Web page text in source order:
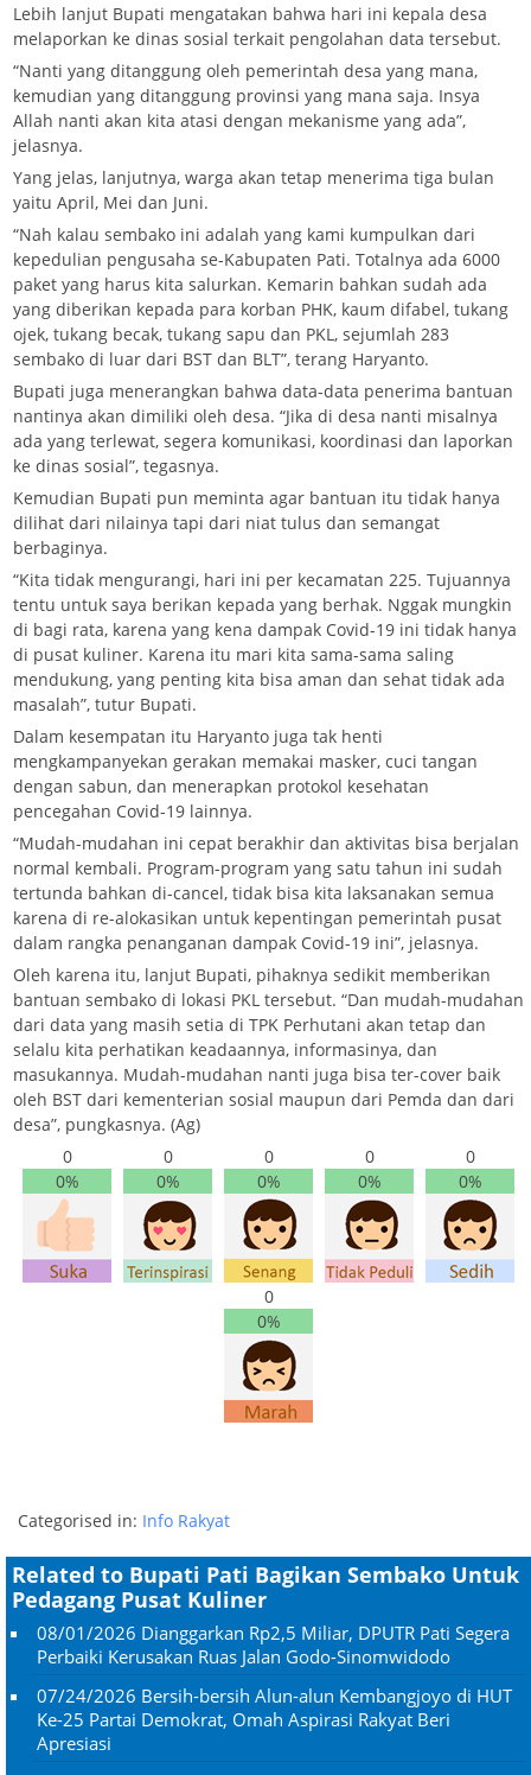
Lebih lanjut Bupati mengatakan bahwa hari ini kepala desa
melaporkan ke dinas sosial terkait pengolahan data tersebut.
“Nanti yang ditanggung oleh pemerintah desa yang mana,
kemudian yang ditanggung provinsi yang mana saja. Insya
Allah nanti akan kita atasi dengan mekanisme yang ada”,
jelasnya.
Yang jelas, lanjutnya, warga akan tetap menerima tiga bulan
yaitu April, Mei dan Juni.
“Nah kalau sembako ini adalah yang kami kumpulkan dari
kepedulian pengusaha se-Kabupaten Pati. Totalnya ada 6000
paket yang harus kita salurkan. Kemarin bahkan sudah ada
yang diberikan kepada para korban PHK, kaum difabel, tukang
ojek, tukang becak, tukang sapu dan PKL, sejumlah 283
sembako di luar dari BST dan BLT”, terang Haryanto.
Bupati juga menerangkan bahwa data-data penerima bantuan
nantinya akan dimiliki oleh desa. “Jika di desa nanti misalnya
ada yang terlewat, segera komunikasi, koordinasi dan laporkan
ke dinas sosial”, tegasnya.
Kemudian Bupati pun meminta agar bantuan itu tidak hanya
dilihat dari nilainya tapi dari niat tulus dan semangat
berbaginya.
“Kita tidak mengurangi, hari ini per kecamatan 225. Tujuannya
tentu untuk saya berikan kepada yang berhak. Nggak mungkin
di bagi rata, karena yang kena dampak Covid-19 ini tidak hanya
di pusat kuliner. Karena itu mari kita sama-sama saling
mendukung, yang penting kita bisa aman dan sehat tidak ada
masalah”, tutur Bupati.
Dalam kesempatan itu Haryanto juga tak henti
mengkampanyekan gerakan memakai masker, cuci tangan
dengan sabun, dan menerapkan protokol kesehatan
pencegahan Covid-19 lainnya.
“Mudah-mudahan ini cepat berakhir dan aktivitas bisa berjalan
normal kembali. Program-program yang satu tahun ini sudah
tertunda bahkan di-cancel, tidak bisa kita laksanakan semua
karena di re-alokasikan untuk kepentingan pemerintah pusat
dalam rangka penanganan dampak Covid-19 ini”, jelasnya.
Oleh karena itu, lanjut Bupati, pihaknya sedikit memberikan
bantuan sembako di lokasi PKL tersebut. “Dan mudah-mudahan
dari data yang masih setia di TPK Perhutani akan tetap dan
selalu kita perhatikan keadaannya, informasinya, dan
masukannya. Mudah-mudahan nanti juga bisa ter-cover baik
oleh BST dari kementerian sosial maupun dari Pemda dan dari
desa”, pungkasnya. (Ag)
0
0%
0
0%
0
0%
0
0%
0
0%
0
0%
Categorised in: Info Rakyat
Related to Bupati Pati Bagikan Sembako Untuk
Pedagang Pusat Kuliner
08/01/2026 Dianggarkan Rp2,5 Miliar, DPUTR Pati Segera
Perbaiki Kerusakan Ruas Jalan Godo-Sinomwidodo
07/24/2026 Bersih-bersih Alun-alun Kembangjoyo di HUT
Ke-25 Partai Demokrat, Omah Aspirasi Rakyat Beri
Apresiasi